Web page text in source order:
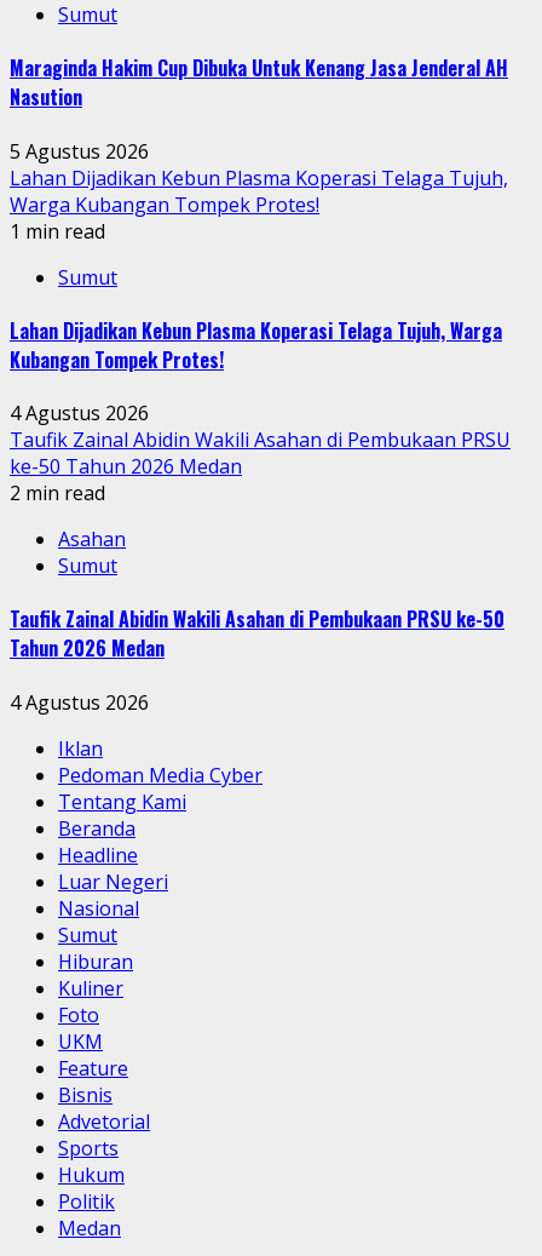
Sumut
Maraginda Hakim Cup Dibuka Untuk Kenang Jasa Jenderal AH
Nasution
5 Agustus 2026
Lahan Dijadikan Kebun Plasma Koperasi Telaga Tujuh,
Warga Kubangan Tompek Protes!
1 min read
Sumut
Lahan Dijadikan Kebun Plasma Koperasi Telaga Tujuh, Warga
Kubangan Tompek Protes!
4 Agustus 2026
Taufik Zainal Abidin Wakili Asahan di Pembukaan PRSU
ke-50 Tahun 2026 Medan
2 min read
Asahan
Sumut
Taufik Zainal Abidin Wakili Asahan di Pembukaan PRSU ke-50
Tahun 2026 Medan
4 Agustus 2026
Iklan
Pedoman Media Cyber
Tentang Kami
Beranda
Headline
Luar Negeri
Nasional
Sumut
Hiburan
Kuliner
Foto
UKM
Feature
Bisnis
Advetorial
Sports
Hukum
Politik
Medan